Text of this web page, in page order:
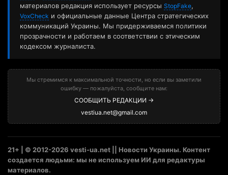
материалов редакция использует ресурсы StopFake,
VoxCheck и официальные данные Центра стратегических
коммуникаций Украины. Мы придерживаемся политики
прозрачности и работаем в соответствии с этическим
кодексом журналиста.
Мы стремимся к максимальной точности, но если вы заметили
ошибку — пожалуйста, сообщите нам:
СООБЩИТЬ РЕДАКЦИИ →
vestiua.net@gmail.com
21+ | © 2012-2026 vesti-ua.net || Новости Украины. Контент
создается людьми: мы не используем ИИ для редактуры
материалов.